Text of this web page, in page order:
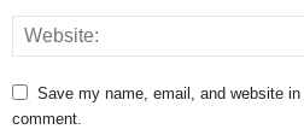
Save my name, email, and website
comment.